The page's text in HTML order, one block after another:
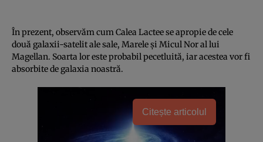
În prezent, observăm cum Calea Lactee se apropie de cele
două galaxii-satelit ale sale, Marele și Micul Nor al lui
Magellan. Soarta lor este probabil pecetluită, iar acestea vor fi
absorbite de galaxia noastră.
Citește articolul